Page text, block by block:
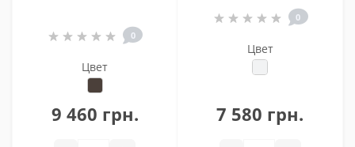
0
Цвет
9 460 грн.
0
Цвет
7 580 грн.